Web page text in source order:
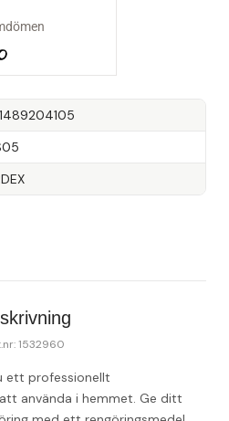
1532960
ett professionellt
använda i hemmet. Ge ditt